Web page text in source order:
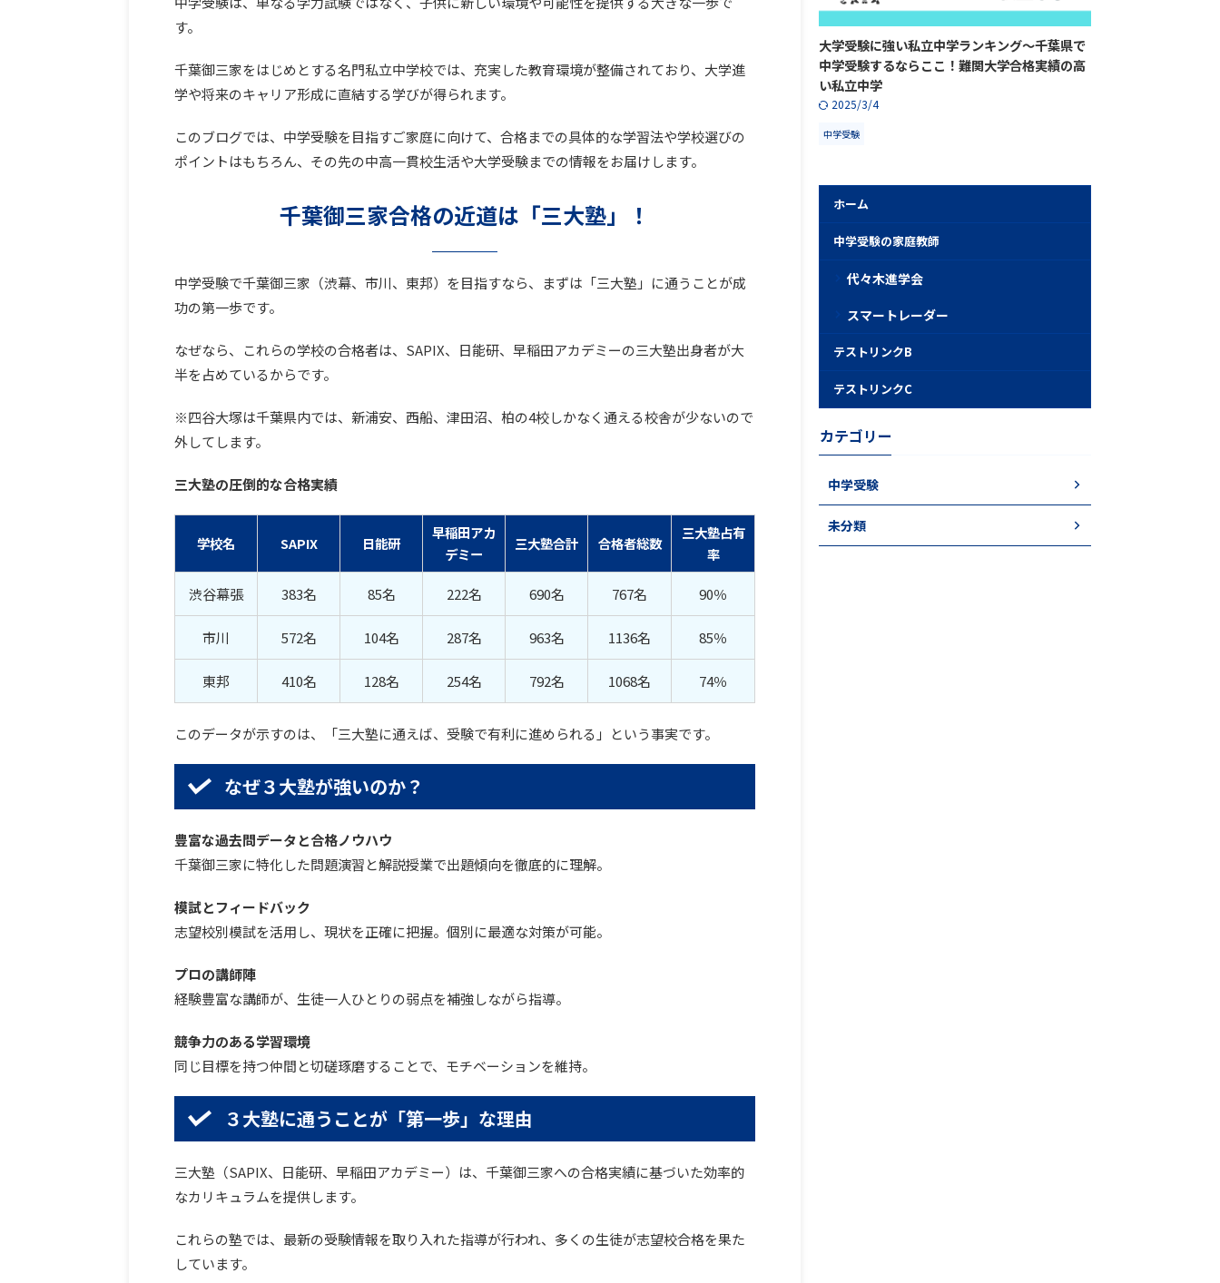
す。
千葉御三家をはじめとする名門私立中学校では、充実した教育環境が整備されており、大学進
学や将来のキャリア形成に直結する学びが得られます。
このブログでは、中学受験を目指すご家庭に向けて、合格までの具体的な学習法や学校選びの
ポイントはもちろん、その先の中高一貫校生活や大学受験までの情報をお届けします。
千葉御三家合格の近道は「三大塾」！
中学受験で千葉御三家（渋幕、市川、東邦）を目指すなら、まずは「三大塾」に通うことが成
功の第一歩です。
なぜなら、これらの学校の合格者は、SAPIX、日能研、早稲田アカデミーの三大塾出身者が大
半を占めているからです。
※四谷大塚は千葉県内では、新浦安、西船、津田沼、柏の4校しかなく通える校舎が少ないので
外してします。
三大塾の圧倒的な合格実績
学校名 SAPIX 日能研
早稲田アカ
デミー
三大塾合計 合格者総数
三大塾占有
率
渋谷幕張 383名 85名 222名 690名 767名 90％
市川 572名 104名 287名 963名 1136名 85％
東邦 410名 128名 254名 792名 1068名 74％
このデータが示すのは、「三大塾に通えば、受験で有利に進められる」という事実です。
なぜ３大塾が強いのか？
豊富な過去問データと合格ノウハウ
千葉御三家に特化した問題演習と解説授業で出題傾向を徹底的に理解。
模試とフィードバック
志望校別模試を活用し、現状を正確に把握。個別に最適な対策が可能。
プロの講師陣
経験豊富な講師が、生徒一人ひとりの弱点を補強しながら指導。
競争力のある学習環境
同じ目標を持つ仲間と切磋琢磨することで、モチベーションを維持。
３大塾に通うことが「第一歩」な理由
三大塾（SAPIX、日能研、早稲田アカデミー）は、千葉御三家への合格実績に基づいた効率的
なカリキュラムを提供します。
これらの塾では、最新の受験情報を取り入れた指導が行われ、多くの生徒が志望校合格を果た
しています。
大学受験に強い私立中学ランキング～千葉県で
中学受験するならここ！難関大学合格実績の高
い私立中学
2025/3/4
中学受験
ホーム
中学受験の家庭教師
代々木進学会
スマートレーダー
テストリンクB
テストリンクC
カテゴリー
中学受験
未分類